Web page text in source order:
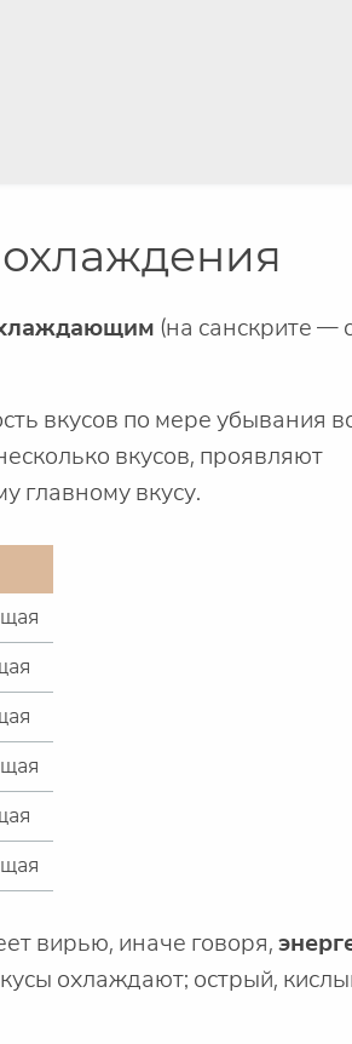
(на санскрите —
вкусов по мере убывания
вкусов, проявляют
главному вкусу.
вирью, иначе говоря,
охлаждают; острый,